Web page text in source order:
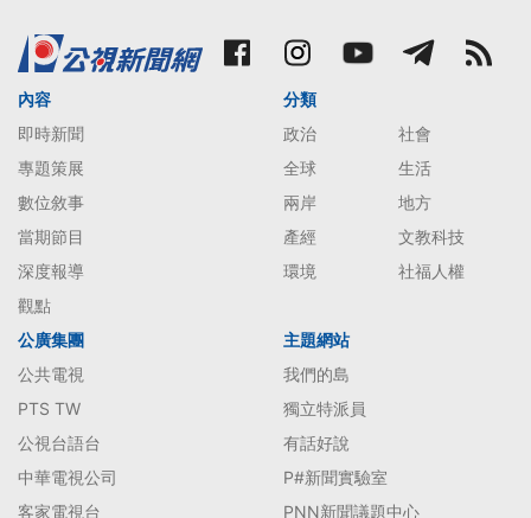
內容
即時新聞
專題策展
數位敘事
當期節目
深度報導
觀點
分類
政治
社會
全球
生活
兩岸
地方
產經
文教科技
環境
社福人權
公廣集團
公共電視
PTS TW
公視台語台
中華電視公司
客家電視台
主題網站
我們的島
獨立特派員
有話好說
P#新聞實驗室
PNN新聞議題中心